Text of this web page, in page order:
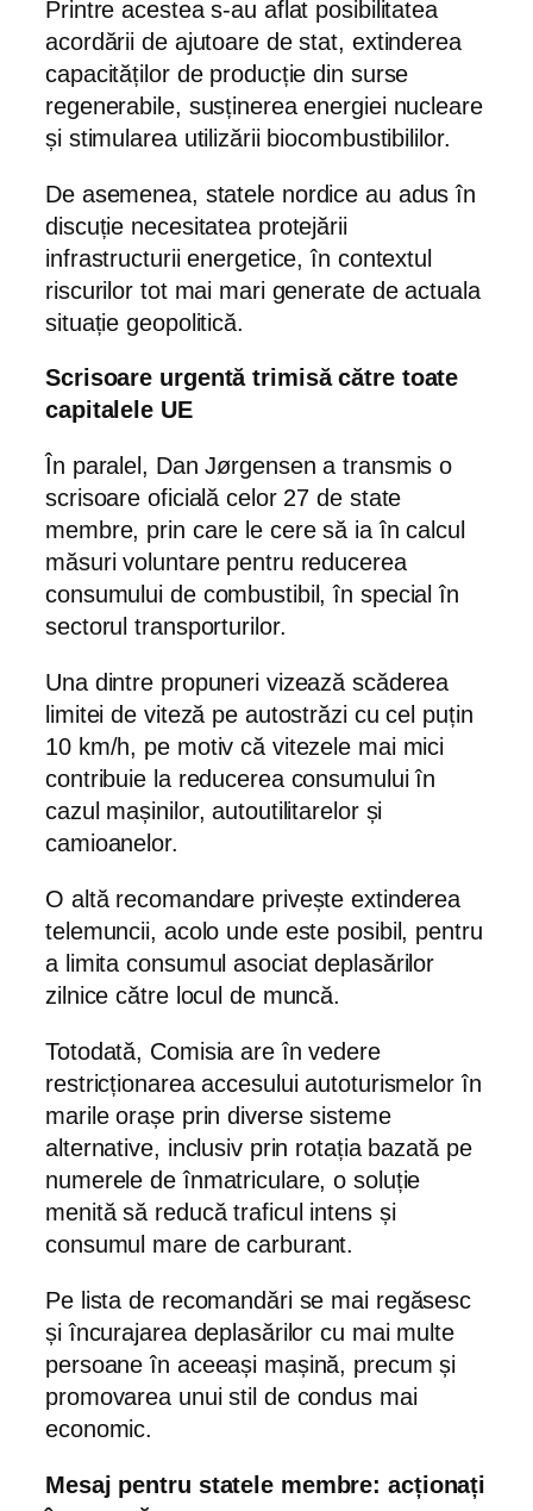
Printre acestea s-au aflat posibilitatea
acordării de ajutoare de stat, extinderea
capacităților de producție din surse
regenerabile, susținerea energiei nucleare
și stimularea utilizării biocombustibililor.
De asemenea, statele nordice au adus în
discuție necesitatea protejării
infrastructurii energetice, în contextul
riscurilor tot mai mari generate de actuala
situație geopolitică.
Scrisoare urgentă trimisă către toate
capitalele UE
În paralel, Dan Jørgensen a transmis o
scrisoare oficială celor 27 de state
membre, prin care le cere să ia în calcul
măsuri voluntare pentru reducerea
consumului de combustibil, în special în
sectorul transporturilor.
Una dintre propuneri vizează scăderea
limitei de viteză pe autostrăzi cu cel puțin
10 km/h, pe motiv că vitezele mai mici
contribuie la reducerea consumului în
cazul mașinilor, autoutilitarelor și
camioanelor.
O altă recomandare privește extinderea
telemuncii, acolo unde este posibil, pentru
a limita consumul asociat deplasărilor
zilnice către locul de muncă.
Totodată, Comisia are în vedere
restricționarea accesului autoturismelor în
marile orașe prin diverse sisteme
alternative, inclusiv prin rotația bazată pe
numerele de înmatriculare, o soluție
menită să reducă traficul intens și
consumul mare de carburant.
Pe lista de recomandări se mai regăsesc
și încurajarea deplasărilor cu mai multe
persoane în aceeași mașină, precum și
promovarea unui stil de condus mai
economic.
Mesaj pentru statele membre: acționați